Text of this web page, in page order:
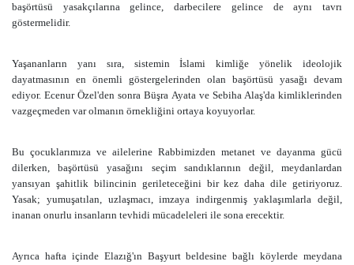
başörtüsü yasakçılarına gelince, darbecilere gelince de aynı tavrı
göstermelidir.
Yaşananların yanı sıra, sistemin İslami kimliğe yönelik ideolojik
dayatmasının en önemli göstergelerinden olan başörtüsü yasağı devam
ediyor. Ecenur Özel'den sonra Büşra Ayata ve Sebiha Alaş'da kimliklerinden
vazgeçmeden var olmanın örnekliğini ortaya koyuyorlar.
Bu çocuklarımıza ve ailelerine Rabbimizden metanet ve dayanma gücü
dilerken, başörtüsü yasağını seçim sandıklarının değil, meydanlardan
yansıyan şahitlik bilincinin gerileteceğini bir kez daha dile getiriyoruz.
Yasak; yumuşatılan, uzlaşmacı, imzaya indirgenmiş yaklaşımlarla değil,
inanan onurlu insanların tevhidi mücadeleleri ile sona erecektir.
Ayrıca hafta içinde Elazığ'ın Başyurt beldesine bağlı köylerde meydana